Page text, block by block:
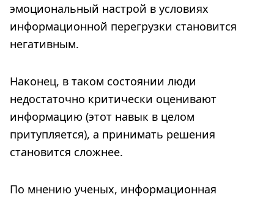
эмоциональный настрой в условиях
информационной перегрузки становится
негативным.
Наконец, в таком состоянии люди
недостаточно критически оценивают
информацию (этот навык в целом
притупляется), а принимать решения
становится сложнее.
По мнению ученых, информационная